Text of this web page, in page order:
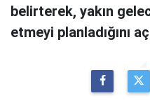
belirterek, yakın
etmeyi planladığını